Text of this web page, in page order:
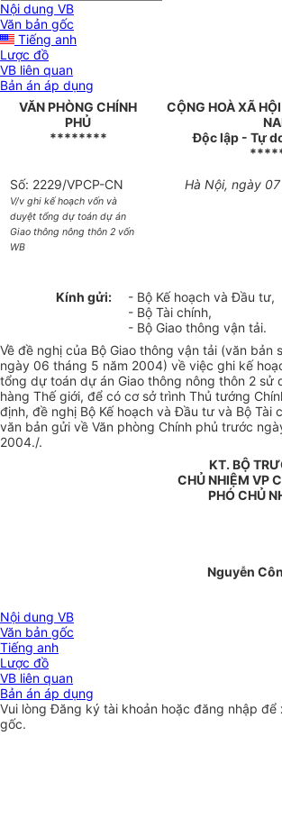
Nội dung VB
Văn bản gốc
Tiếng anh
Lược đồ
VB liên quan
Bản án áp dụng
VĂN PHÒNG CHÍNH
PHỦ
********
CỘNG HOÀ XÃ
Độc lập - Tự
Số: 2229/VPCP-CN
V/v ghi kế hoạch vốn và
duyệt tổng dự toán dự án
Giao thông nông thôn 2 vốn
WB
Hà Nội, ngày
Kính gửi:
- Bộ Kế hoạch và Đầu tư,
- Bộ Tài chính,
- Bộ Giao thông vận tải.
Về đề nghị của Bộ Giao thông vận tải (văn bản
ngày 06 tháng 5 năm 2004) về việc ghi kế
tổng dự toán dự án Giao thông nông thôn 2 sử
hàng Thế giới, để có cơ sở trình Thủ tướng
định, đề nghị Bộ Kế hoạch và Đầu tư và Bộ Tài
văn bản gửi về Văn phòng Chính phủ trước
2004./.
KT. BỘ
CHỦ NHIỆM VP
PHÓ CHỦ
Nguyễn
Nội dung VB
Văn bản gốc
Tiếng anh
Lược đồ
VB liên quan
Bản án áp dụng
Vui lòngĐăng ký tài khoản hoặc đăng nhập để
gốc.